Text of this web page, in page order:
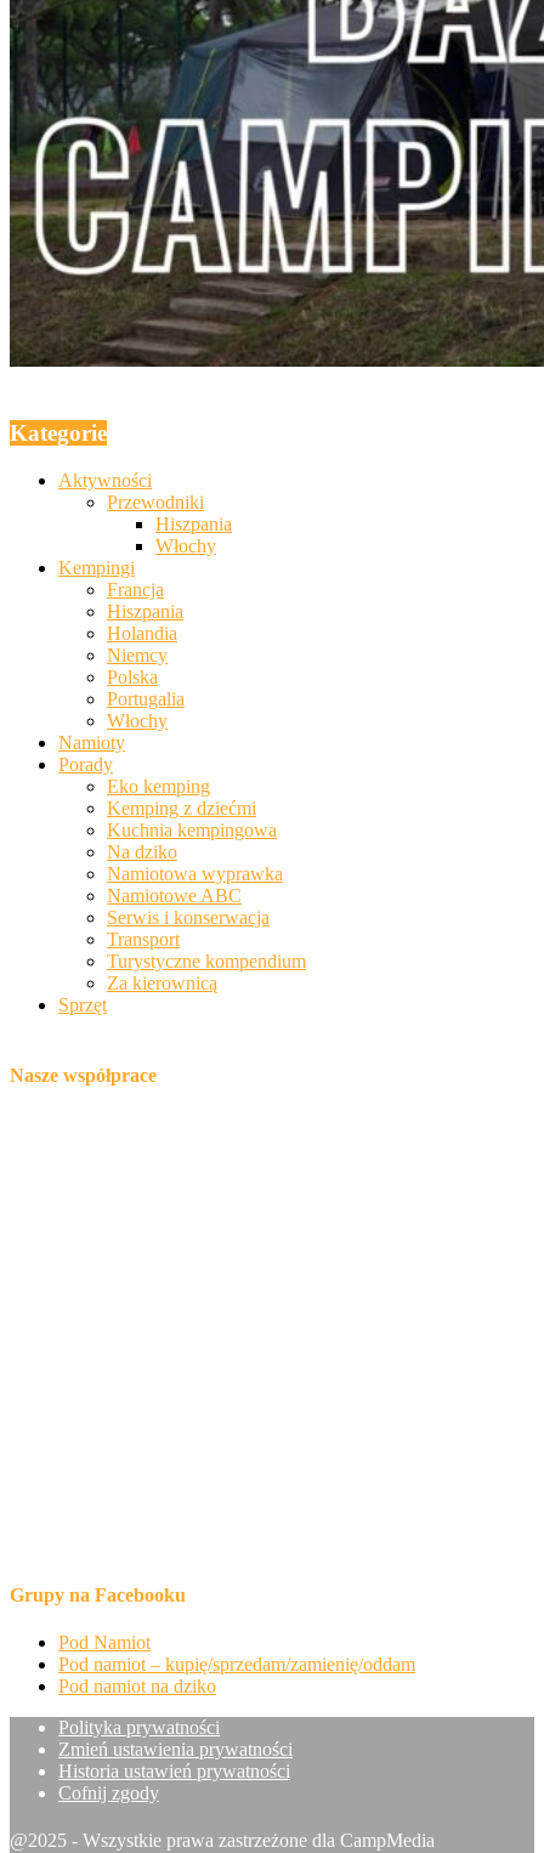
Kategorie
Aktywności
Przewodniki
Hiszpania
Włochy
Kempingi
Francja
Hiszpania
Holandia
Niemcy
Polska
Portugalia
Włochy
Namioty
Porady
Eko kemping
Kemping z dziećmi
Kuchnia kempingowa
Na dziko
Namiotowa wyprawka
Namiotowe ABC
Serwis i konserwacja
Transport
Turystyczne kompendium
Za kierownicą
Sprzęt
Nasze współprace
Grupy na Facebooku
Pod Namiot
Pod namiot – kupię/sprzedam/zamienię/oddam
Pod namiot na dziko
Polityka prywatności
Zmień ustawienia prywatności
Historia ustawień prywatności
Cofnij zgody
@2025 - Wszystkie prawa zastrzeżone dla CampMedia